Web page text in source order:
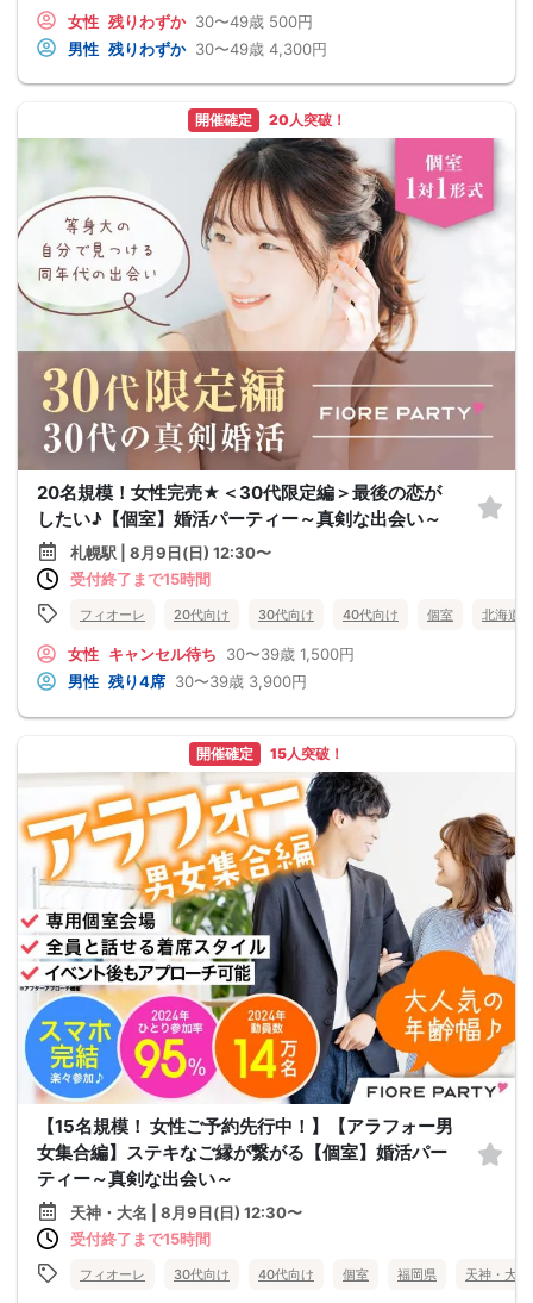
女性 残りわずか 30〜49歳 500円
男性 残りわずか 30〜49歳 4,300円
開催確定 20人突破！
20名規模！女性完売★＜30代限定編＞最後の恋が
したい♪【個室】婚活パーティー～真剣な出会い～
札幌駅 | 8月9日(日) 12:30〜
受付終了まで15時間
フィオーレ 20代向け 30代向け 40代向け 個室 北海道
女性 キャンセル待ち 30〜39歳 1,500円
男性 残り4席 30〜39歳 3,900円
開催確定 15人突破！
【15名規模！ 女性ご予約先行中！】【アラフォー男
女集合編】ステキなご縁が繋がる【個室】婚活パー
ティー～真剣な出会い～
天神・大名 | 8月9日(日) 12:30〜
受付終了まで15時間
フィオーレ 30代向け 40代向け 個室 福岡県 天神・大名